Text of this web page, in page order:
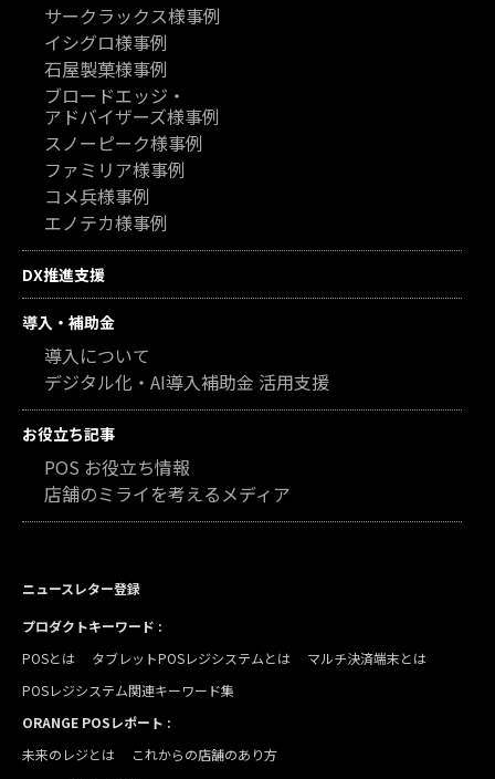
サークラックス様事例
イシグロ様事例
石屋製菓様事例
ブロードエッジ・
アドバイザーズ様事例
スノーピーク様事例
ファミリア様事例
コメ兵様事例
エノテカ様事例
DX推進支援
導入・補助金
導入について
デジタル化・AI導入補助金 活用支援
お役立ち記事
POS お役立ち情報
店舗のミライを考えるメディア
ニュースレター登録
プロダクトキーワード :
POSとは
タブレットPOSレジシステムとは
マルチ決済端末とは
POSレジシステム関連キーワード集
ORANGE POSレポート :
未来のレジとは
これからの店舗のあり方